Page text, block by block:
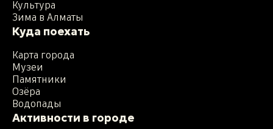
Культура
Зима в Алматы
Куда поехать
Карта города
Музеи
Памятники
Озёра
Водопады
Активности в городе